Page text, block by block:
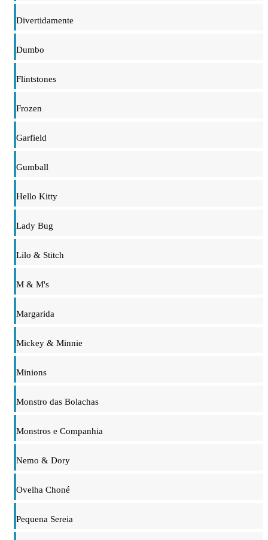
Divertidamente
Dumbo
Flintstones
Frozen
Garfield
Gumball
Hello Kitty
Lady Bug
Lilo & Stitch
M & M's
Margarida
Mickey & Minnie
Minions
Monstro das Bolachas
Monstros e Companhia
Nemo & Dory
Ovelha Choné
Pequena Sereia